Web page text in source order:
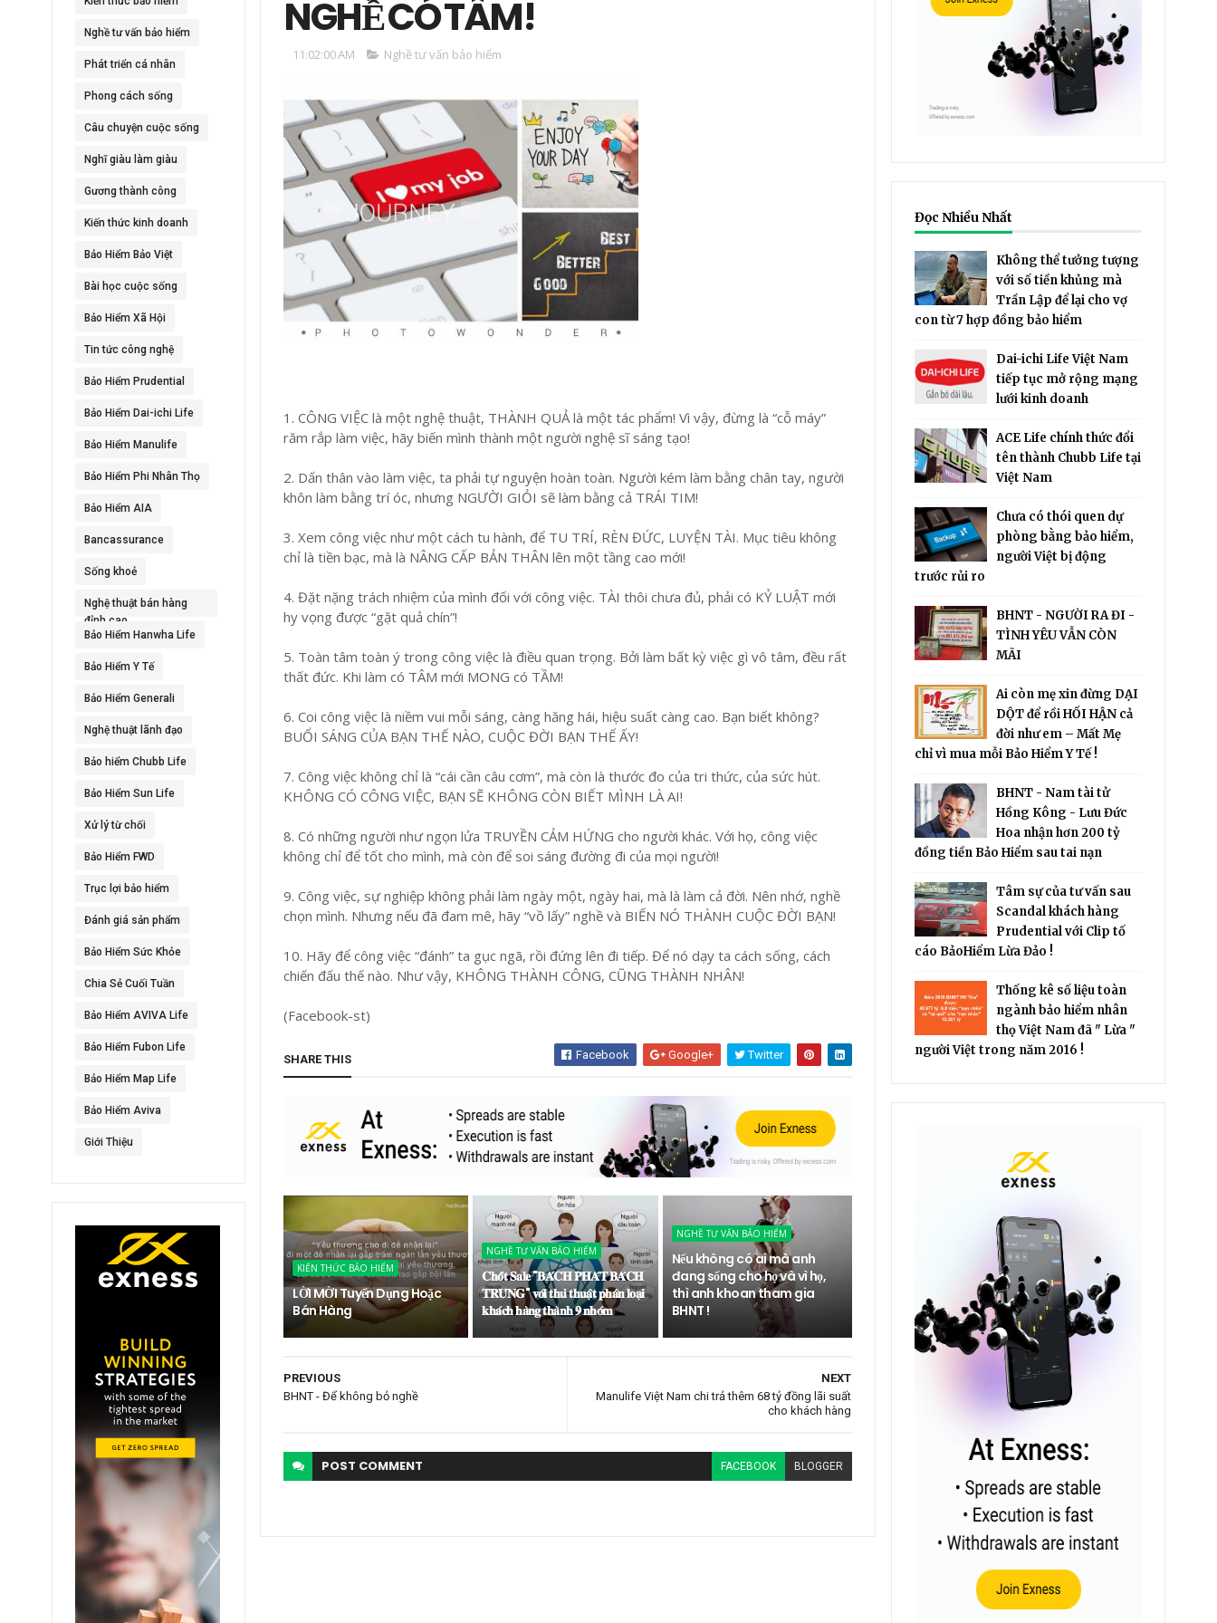
Nghề tư vấn bảo hiểm
Phát triển cá nhân
Phong cách sống
Câu chuyện cuộc sống
Nghĩ giàu làm giàu
Gương thành công
Kiến thức kinh doanh
Bảo Hiểm Bảo Việt
Bài học cuộc sống
Bảo Hiểm Xã Hội
Tin tức công nghệ
Bảo Hiểm Prudential
Bảo Hiểm Dai-ichi Life
Bảo Hiểm Manulife
Bảo Hiểm Phi Nhân Thọ
Bảo Hiểm AIA
Bancassurance
Sống khoẻ
Nghệ thuật bán hàng
đỉnh cao
Bảo Hiểm Hanwha Life
Bảo Hiểm Y Tế
Bảo Hiểm Generali
Nghệ thuật lãnh đạo
Bảo hiểm Chubb Life
Bảo Hiểm Sun Life
Xử lý từ chối
Bảo Hiểm FWD
Trục lợi bảo hiểm
Đánh giá sản phẩm
Bảo Hiểm Sức Khỏe
Chia Sẻ Cuối Tuần
Bảo Hiểm AVIVA Life
Bảo Hiểm Fubon Life
Bảo Hiểm Map Life
Bảo Hiểm Aviva
Giới Thiệu
NGHỀ CÓ TÂM!
11:02:00 AM Nghề tư vấn bảo hiểm
1. CÔNG VIỆC là một nghệ thuật, THÀNH QUẢ là một tác phẩm! Vì vậy, đừng là “cỗ máy”
răm rắp làm việc, hãy biến mình thành một người nghệ sĩ sáng tạo!
2. Dấn thân vào làm việc, ta phải tự nguyện hoàn toàn. Người kém làm bằng chân tay, người
khôn làm bằng trí óc, nhưng NGƯỜI GIỎI sẽ làm bằng cả TRÁI TIM!
3. Xem công việc như một cách tu hành, để TU TRÍ, RÈN ĐỨC, LUYỆN TÀI. Mục tiêu không
chỉ là tiền bạc, mà là NÂNG CẤP BẢN THÂN lên một tầng cao mới!
4. Đặt nặng trách nhiệm của mình đối với công việc. TÀI thôi chưa đủ, phải có KỶ LUẬT mới
hy vọng được “gặt quả chín”!
5. Toàn tâm toàn ý trong công việc là điều quan trọng. Bởi làm bất kỳ việc gì vô tâm, đều rất
thất đức. Khi làm có TÂM mới MONG có TẦM!
6. Coi công việc là niềm vui mỗi sáng, càng hăng hái, hiệu suất càng cao. Bạn biết không?
BUỔI SÁNG CỦA BẠN THẾ NÀO, CUỘC ĐỜI BẠN THẾ ẤY!
7. Công việc không chỉ là “cái cần câu cơm”, mà còn là thước đo của tri thức, của sức hút.
KHÔNG CÓ CÔNG VIỆC, BẠN SẼ KHÔNG CÒN BIẾT MÌNH LÀ AI!
8. Có những người như ngọn lửa TRUYỀN CẢM HỨNG cho người khác. Với họ, công việc
không chỉ để tốt cho mình, mà còn để soi sáng đường đi của mọi người!
9. Công việc, sự nghiệp không phải làm ngày một, ngày hai, mà là làm cả đời. Nên nhớ, nghề
chọn mình. Nhưng nếu đã đam mê, hãy “vồ lấy” nghề và BIẾN NÓ THÀNH CUỘC ĐỜI BẠN!
10. Hãy để công việc “đánh” ta gục ngã, rồi đứng lên đi tiếp. Để nó dạy ta cách sống, cách
chiến đấu thế nào. Như vậy, KHÔNG THÀNH CÔNG, CŨNG THÀNH NHÂN!
(Facebook-st)
SHARE THIS Facebook Google+ Twitter
KIẾN THỨC BẢO HIỂM
LỜI MỜI Tuyển Dụng Hoặc
Bán Hàng
NGHỀ TƯ VẤN BẢO HIỂM
𝐂𝐡𝐨̂́𝐭 𝐒𝐚𝐥𝐞 "𝐁𝐀́𝐂𝐇 𝐏𝐇𝐀́𝐓 𝐁𝐀́𝐂𝐇
𝐓𝐑𝐔́𝐍𝐆" 𝐯𝐨̛́𝐢 𝐭𝐡𝐮̉ 𝐭𝐡𝐮𝐚̣̂𝐭 𝐩𝐡𝐚̂𝐧 𝐥𝐨𝐚̣𝐢
𝐤𝐡𝐚́𝐜𝐡 𝐡𝐚̀𝐧𝐠 𝐭𝐡𝐚̀𝐧𝐡 𝟗 𝐧𝐡𝐨́𝐦
NGHỀ TƯ VẤN BẢO HIỂM
Nếu không có ai mà anh
đang sống cho họ và vì họ,
thì anh khoan tham gia
BHNT !
NEXT
Manulife Việt Nam chi trả thêm 68 tỷ đồng lãi suất
cho khách hàng
PREVIOUS
BHNT - Để không bỏ nghề
POST COMMENT FACEBOOK BLOGGER
Đọc Nhiều Nhất
Không thể tưởng tượng
với số tiền khủng mà
Trần Lập để lại cho vợ
con từ 7 hợp đồng bảo hiểm
Dai-ichi Life Việt Nam
tiếp tục mở rộng mạng
lưới kinh doanh
ACE Life chính thức đổi
tên thành Chubb Life tại
Việt Nam
Chưa có thói quen dự
phòng bằng bảo hiểm,
người Việt bị động
trước rủi ro
BHNT - NGƯỜI RA ĐI -
TÌNH YÊU VẪN CÒN
MÃI
Ai còn mẹ xin đừng DẠI
DỘT để rồi HỐI HẬN cả
đời như em – Mất Mẹ
chỉ vì mua mỗi Bảo Hiểm Y Tế !
BHNT - Nam tài tử
Hồng Kông - Lưu Đức
Hoa nhận hơn 200 tỷ
đồng tiền Bảo Hiểm sau tai nạn
Tâm sự của tư vấn sau
Scandal khách hàng
Prudential với Clip tố
cáo BảoHiểm Lừa Đảo !
Thống kê số liệu toàn
ngành bảo hiểm nhân
thọ Việt Nam đã " Lừa "
người Việt trong năm 2016 !